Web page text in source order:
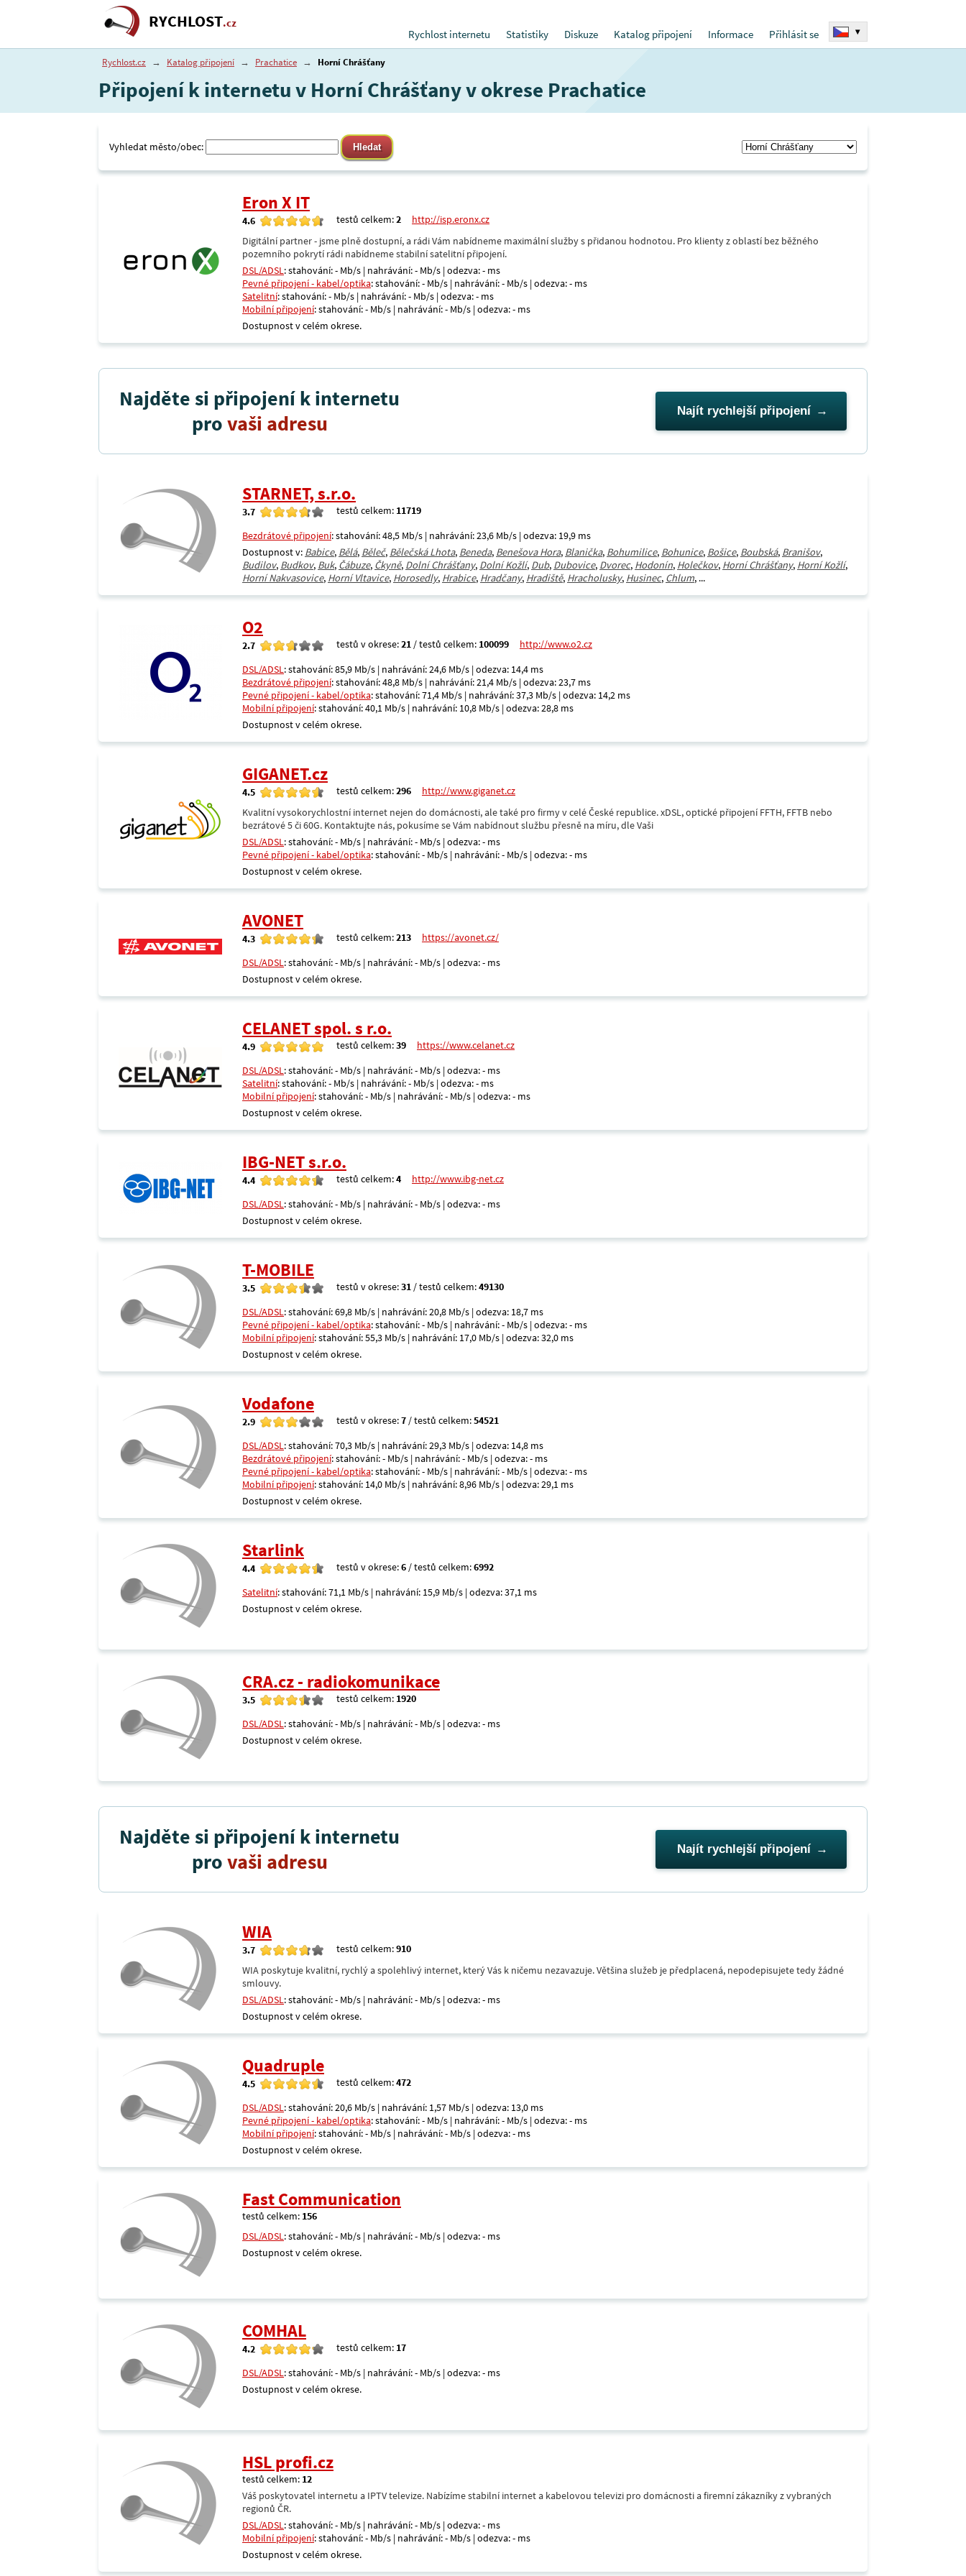
RYCHLOST.cz
Rychlost internetu
Statistiky Diskuze Katalog připojení Informace Přihlásit se ▾
Rychlost.cz → Katalog připojení → Prachatice → Horní Chrášťany
Připojení k internetu v Horní Chrášťany v okrese Prachatice
Vyhledat město/obec:
Eron X IT
4.6 testů celkem:2
http://isp.eronx.cz
Digitální partner - jsme plně dostupní, a rádi Vám nabídneme maximální služby s přidanou hodnotou. Pro klienty z oblastí bez běžného
pozemního pokrytí rádi nabídneme stabilní satelitní připojení.
DSL/ADSL: stahování: - Mb/s | nahrávání: - Mb/s | odezva: - ms
Pevné připojení - kabel/optika: stahování: - Mb/s | nahrávání: - Mb/s | odezva: - ms
Satelitní: stahování: - Mb/s | nahrávání: - Mb/s | odezva: - ms
Mobilní připojení: stahování: - Mb/s | nahrávání: - Mb/s | odezva: - ms
Dostupnost v celém okrese.
Najděte si připojení k internetu
provaši adresu Najít rychlejší připojení
STARNET, s.r.o.
3.7 testů celkem: 11719
Bezdrátové připojení: stahování: 48,5 Mb/s | nahrávání: 23,6 Mb/s | odezva: 19,9 ms
Dostupnost v: Babice, Bělá, Běleč, Bělečská Lhota, Beneda, Benešova Hora, Blanička, Bohumilice, Bohunice, Bošice, Boubská, Branišov,
Budilov, Budkov, Buk, Čábuze, Čkyně, Dolní Chrášťany, Dolní Kožlí, Dub, Dubovice, Dvorec, Hodonín, Holečkov, Horní Chrášťany, Horní Kožlí,
Horní Nakvasovice, Horní Vltavice, Horosedly, Hrabice, Hradčany, Hradiště, Hracholusky, Husinec, Chlum, ...
O2
2.7 testů v okrese:21 / testů celkem: 100099
http://www.o2.cz
DSL/ADSL: stahování: 85,9 Mb/s | nahrávání: 24,6 Mb/s | odezva: 14,4 ms
Bezdrátové připojení: stahování: 48,8 Mb/s | nahrávání: 21,4 Mb/s | odezva: 23,7 ms
Pevné připojení - kabel/optika: stahování: 71,4 Mb/s | nahrávání: 37,3 Mb/s | odezva: 14,2 ms
Mobilní připojení: stahování: 40,1 Mb/s | nahrávání: 10,8 Mb/s | odezva: 28,8 ms
Dostupnost v celém okrese.
GIGANET.cz
4.5 testů celkem:296
http://www.giganet.cz
Kvalitní vysokorychlostní internet nejen do domácnosti, ale také pro firmy v celé České republice. xDSL, optické připojení FFTH, FFTB nebo
bezrátové 5 či 60G. Kontaktujte nás, pokusíme se Vám nabídnout službu přesně na míru, dle Vaši
DSL/ADSL: stahování: - Mb/s | nahrávání: - Mb/s | odezva: - ms
Pevné připojení - kabel/optika: stahování: - Mb/s | nahrávání: - Mb/s | odezva: - ms
Dostupnost v celém okrese.
AVONET
4.3 testů celkem:213
https://avonet.cz/
DSL/ADSL: stahování: - Mb/s | nahrávání: - Mb/s | odezva: - ms
Dostupnost v celém okrese.
CELANET spol. s r.o.
4.9 testů celkem:39
https://www.celanet.cz
DSL/ADSL: stahování: - Mb/s | nahrávání: - Mb/s | odezva: - ms
Satelitní: stahování: - Mb/s | nahrávání: - Mb/s | odezva: - ms
Mobilní připojení: stahování: - Mb/s | nahrávání: - Mb/s | odezva: - ms
Dostupnost v celém okrese.
IBG-NET s.r.o.
4.4 testů celkem:4
http://www.ibg-net.cz
DSL/ADSL: stahování: - Mb/s | nahrávání: - Mb/s | odezva: - ms
Dostupnost v celém okrese.
T-MOBILE
3.5 testů v okrese:31 / testů celkem:49130
DSL/ADSL: stahování: 69,8 Mb/s | nahrávání: 20,8 Mb/s | odezva: 18,7 ms
Pevné připojení - kabel/optika: stahování: - Mb/s | nahrávání: - Mb/s | odezva: - ms
Mobilní připojení: stahování: 55,3 Mb/s | nahrávání: 17,0 Mb/s | odezva: 32,0 ms
Dostupnost v celém okrese.
Vodafone
2.9 testů v okrese:7 / testů celkem:54521
DSL/ADSL: stahování: 70,3 Mb/s | nahrávání: 29,3 Mb/s | odezva: 14,8 ms
Bezdrátové připojení: stahování: - Mb/s | nahrávání: - Mb/s | odezva: - ms
Pevné připojení - kabel/optika: stahování: - Mb/s | nahrávání: - Mb/s | odezva: - ms
Mobilní připojení: stahování: 14,0 Mb/s | nahrávání: 8,96 Mb/s | odezva: 29,1 ms
Dostupnost v celém okrese.
Starlink
4.4 testů v okrese:6 / testů celkem:6992
Satelitní: stahování: 71,1 Mb/s | nahrávání: 15,9 Mb/s | odezva: 37,1 ms
Dostupnost v celém okrese.
CRA.cz - radiokomunikace
3.5 testů celkem: 1920
DSL/ADSL: stahování: - Mb/s | nahrávání: - Mb/s | odezva: - ms
Dostupnost v celém okrese.
Najděte si připojení k internetu
provaši adresu Najít rychlejší připojení
WIA
3.7 testů celkem:910
WIA poskytuje kvalitní, rychlý a spolehlivý internet, který Vás k ničemu nezavazuje. Většina služeb je předplacená, nepodepisujete tedy žádné
smlouvy.
DSL/ADSL: stahování: - Mb/s | nahrávání: - Mb/s | odezva: - ms
Dostupnost v celém okrese.
Quadruple
4.5 testů celkem:472
DSL/ADSL: stahování: 20,6 Mb/s | nahrávání: 1,57 Mb/s | odezva: 13,0 ms
Pevné připojení - kabel/optika: stahování: - Mb/s | nahrávání: - Mb/s | odezva: - ms
Mobilní připojení: stahování: - Mb/s | nahrávání: - Mb/s | odezva: - ms
Dostupnost v celém okrese.
Fast Communication
testů celkem: 156
DSL/ADSL: stahování: - Mb/s | nahrávání: - Mb/s | odezva: - ms
Dostupnost v celém okrese.
COMHAL
4.2 testů celkem: 17
DSL/ADSL: stahování: - Mb/s | nahrávání: - Mb/s | odezva: - ms
Dostupnost v celém okrese.
HSL profi.cz
testů celkem: 12
Váš poskytovatel internetu a IPTV televize. Nabízíme stabilní internet a kabelovou televizi pro domácnosti a firemní zákazníky z vybraných
regionů ČR.
DSL/ADSL: stahování: - Mb/s | nahrávání: - Mb/s | odezva: - ms
Mobilní připojení: stahování: - Mb/s | nahrávání: - Mb/s | odezva: - ms
Dostupnost v celém okrese.